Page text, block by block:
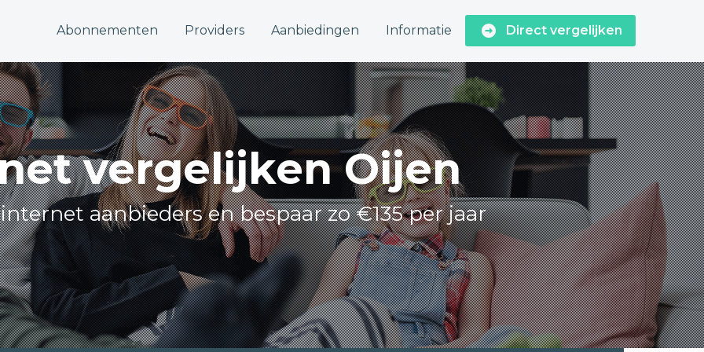
Abonnementen Providers Aanbiedingen Informatie Direct vergelijken
vergelijken Oijen
aanbieders en bespaar zo €135 per jaar